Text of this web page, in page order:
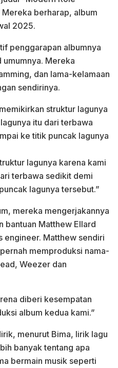
Mereka berharap, album
2025.
penggarapan albumnya
Mereka
dan lama-kelamaan
sendirinya.
struktur lagunya
itu dari terbawa
ke titik puncak lagunya
lagunya karena kami
terbawa sedikit demi
lagunya tersebut.”
mereka mengerjakannya
bantuan Matthew Ellard
engineer. Matthew sendiri
memproduksi nama-
Weezer dan
diberi kesempatan
album kedua kami.”
menurut Bima, lirik lagu
banyak tentang apa
bermain musik seperti